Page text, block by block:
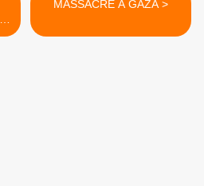
MASSACRE A GAZA >